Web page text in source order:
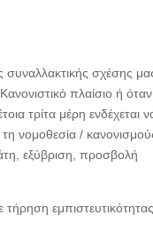
συναλλακτικής σχέσης
πλαίσιο ή όταν
τρίτα μέρη ενδέχεται να
νομοθεσία /
εξύβριση, προσβολή
εμπιστευτικότητας.